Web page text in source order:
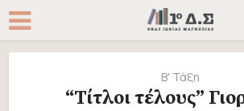
Β' Τάξη
“Τίτλοι τέλους”